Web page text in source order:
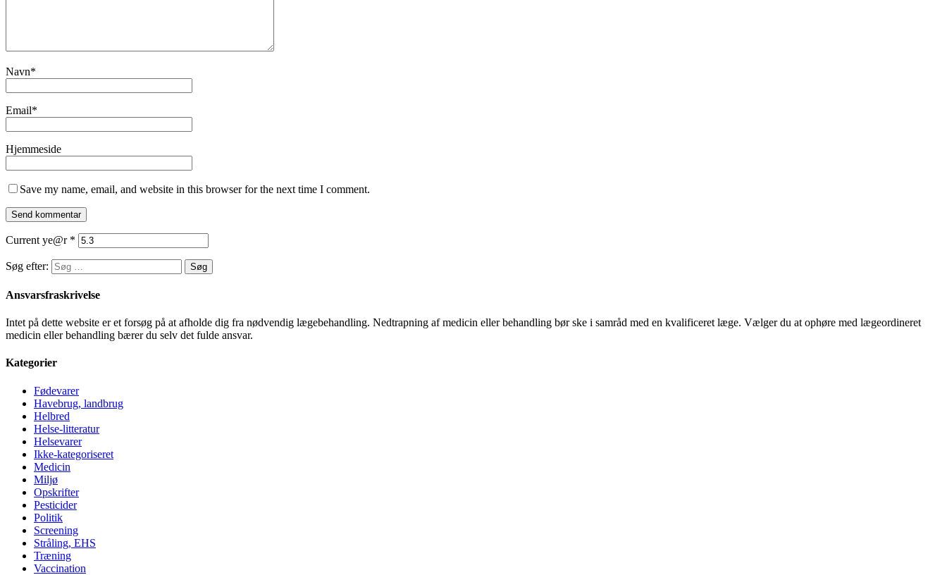
Navn*
Email*
Hjemmeside
Save my name, email, and website in this browser for the next time I comment.
Current ye@r *
Søg efter:
Ansvarsfraskrivelse
Intet på dette website er et forsøg på at afholde dig fra nødvendig lægebehandling. Nedtrapning af medicin eller behandling bør ske i samråd med en kvalificeret læge. Vælger du at ophøre med lægeordineret
medicin eller behandling bærer du selv det fulde ansvar.
Kategorier
Fødevarer
Havebrug, landbrug
Helbred
Helse-litteratur
Helsevarer
Ikke-kategoriseret
Medicin
Miljø
Opskrifter
Pesticider
Politik
Screening
Stråling, EHS
Træning
Vaccination